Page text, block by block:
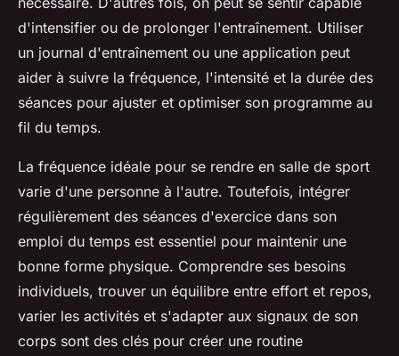
d'intensifier ou de prolonger l'entraînement. Utiliser
un journal d'entraînement ou une application peut
aider à suivre la fréquence, l'intensité et la durée des
séances pour ajuster et optimiser son programme au
fil du temps.
La fréquence idéale pour se rendre en salle de sport
varie d'une personne à l'autre. Toutefois, intégrer
régulièrement des séances d'exercice dans son
emploi du temps est essentiel pour maintenir une
bonne forme physique. Comprendre ses besoins
individuels, trouver un équilibre entre effort et repos,
varier les activités et s'adapter aux signaux de son
corps sont des clés pour créer une routine